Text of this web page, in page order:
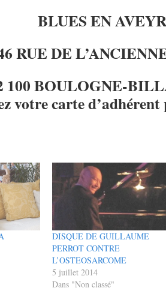
BLUES EN
RUE DE
100 BOULOGNE-
votre carte
DISQUE DE GUILLAUME
PERROT CONTRE
L’OSTEOSARCOME
5 juillet 2014
Dans "Non classé"